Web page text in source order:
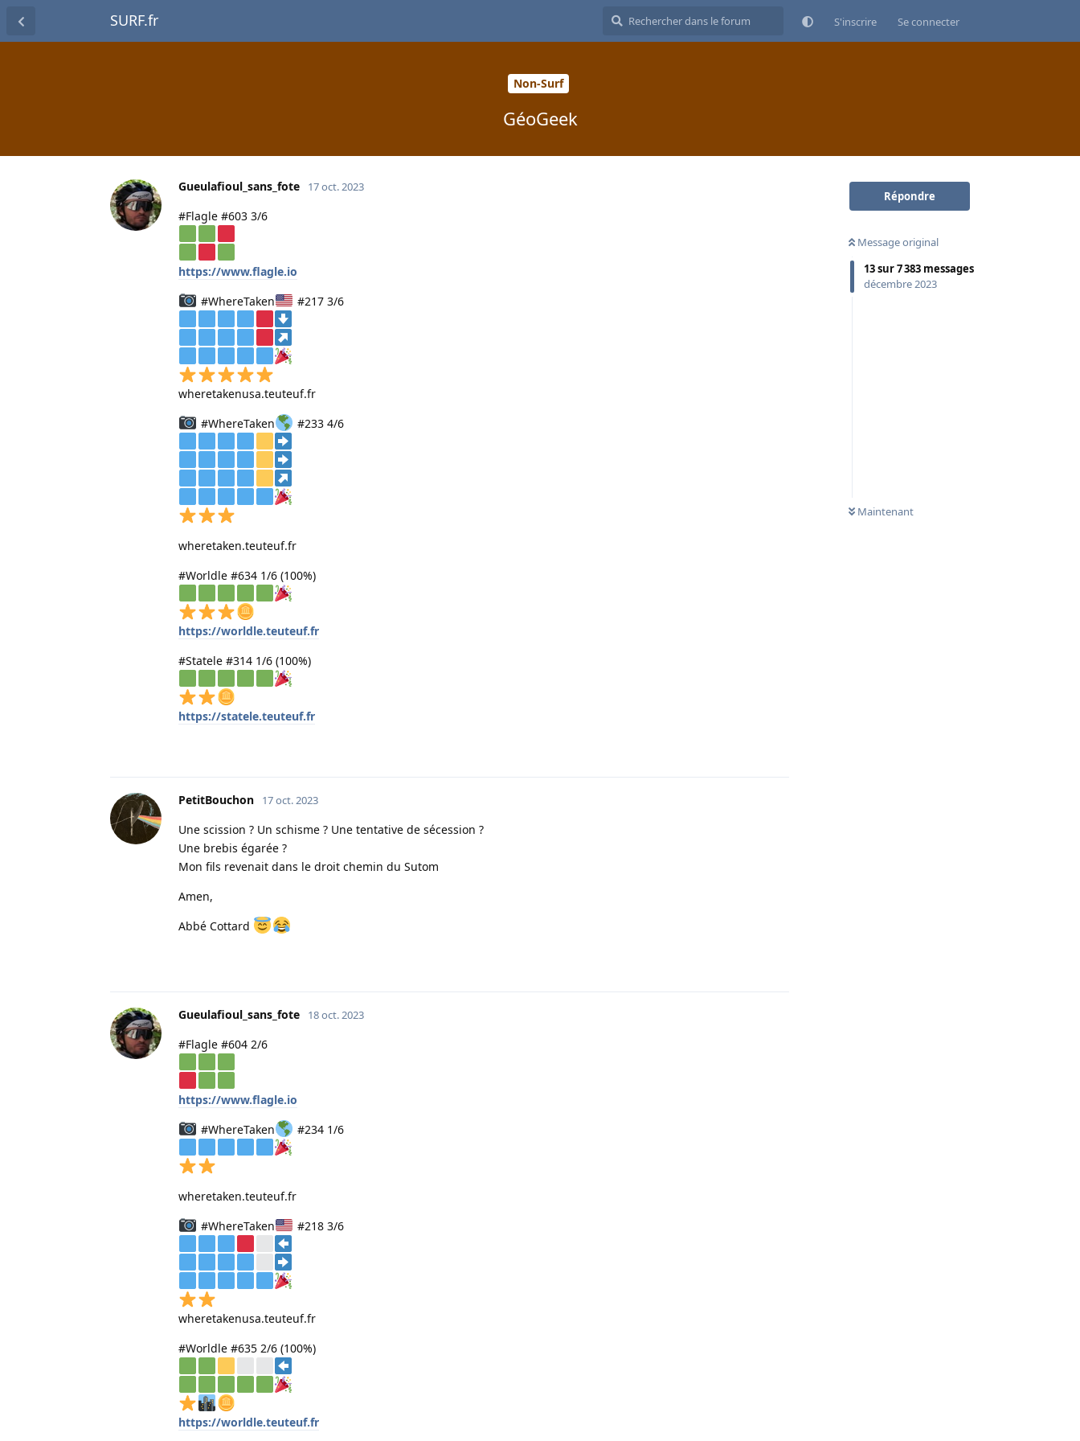
SURF.fr S'inscrire Se connecter
Non-Surf
GéoGeek
Répondre
Message original
13sur7 383 messages
décembre 2023
Maintenant
Gueulafioul_sans_fote 17 oct. 2023
#Flagle #603 3/6
https://www.flagle.io
#WhereTaken
#217 3/6
wheretakenusa.teuteuf.fr
#WhereTaken
#233 4/6
wheretaken.teuteuf.fr
#Worldle #634 1/6 (100%)
https://worldle.teuteuf.fr
#Statele #314 1/6 (100%)
https://statele.teuteuf.fr
PetitBouchon 17 oct. 2023
Une scission ? Un schisme ? Une tentative de sécession ?
Une brebis égarée ?
Mon fils revenait dans le droit chemin du Sutom
Amen,
Abbé Cottard
Gueulafioul_sans_fote 18 oct. 2023
#Flagle #604 2/6
https://www.flagle.io
#WhereTaken
#234 1/6
wheretaken.teuteuf.fr
#WhereTaken
#218 3/6
wheretakenusa.teuteuf.fr
#Worldle #635 2/6 (100%)
https://worldle.teuteuf.fr